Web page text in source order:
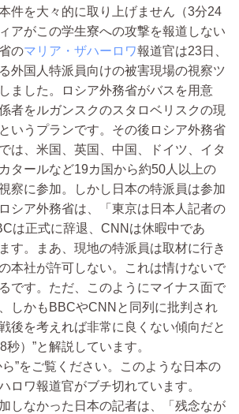
件を大々的に取り上げません（3分24
アがこの学生寮への攻撃を報道しない
のマリア・ザハーロワ報道官は23日、
外国人特派員向けの被害現場の視察ツ
ました。ロシア外務省がバスを用意
者をルガンスクのスタロベリスクの現
いうプランです。その後ロシア外務省
は、米国、英国、中国、ドイツ、イタ
タールなど19カ国から約50人以上の
察に参加。しかし日本の特派員は参加
シア外務省は、「東京は日本人記者の
は正式に辞退、CNNは休暇中であ
す。まあ、現地の特派員は取材に行き
本社が許可しない。これは情けないで
です。ただ、このようにマイナス面で
しかもBBCやCNNと同列に批判され
後を考えれば非常に良くない傾向だと
）”と解説しています。
”をご覧ください。このような日本の
ロワ報道官がブチ切れています。
しなかった日本の記者は、「残念なが